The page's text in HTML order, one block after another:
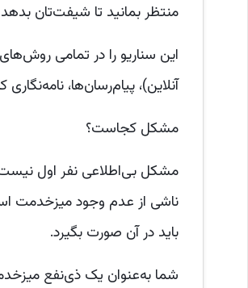
منتظر بمانید تا شیفت‌تان
این سناریو را در تمامی
آنلاین)، پیام‌رسان‌ها،
مشکل کجاست؟
مشکل بی‌اطلاعی نفر اول
ناشی از عدم وجود میزخدمت
باید در آن صورت بگیرد.
شما به‌عنوان یک ذی‌نفع